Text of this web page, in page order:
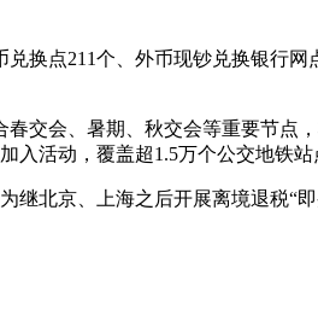
换点211个、外币现钞兑换银行
交会、暑期、秋交会等重要节点
活动，覆盖超1.5万个公交地铁
继北京、上海之后开展离境退税